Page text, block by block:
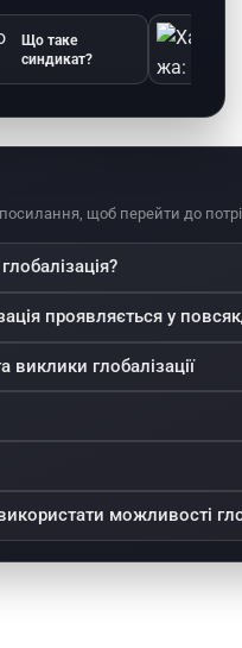
Що таке
синдикат?
щоб перейти до
проявляється у
виклики глобалізації
можливості